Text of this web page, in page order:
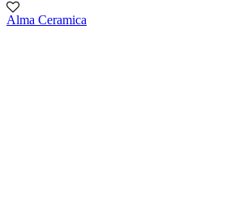
Alma Ceramica